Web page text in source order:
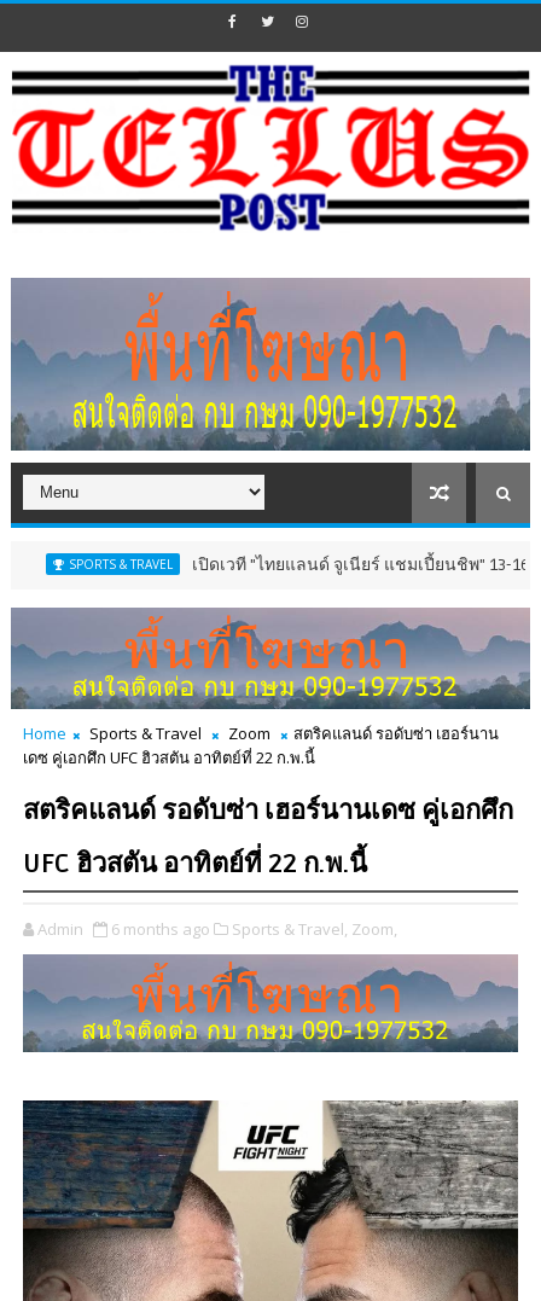
& TRAVEL เปิดเวที "ไทยแลนด์ จูเนียร์ แชมเปี้ยนชิพ" 13-16 ส.ค.นี้ ณ อั
Home Sports & Travel Zoom
สตริคแลนด์ รอดับซ่า เฮอร์นาน
เดซ คู่เอกศึก UFC ฮิวสตัน อาทิตย์ที่ 22 ก.พ.นี้
สตริคแลนด์ รอดับซ่า เฮอร์นานเดซ คู่เอกศึก
UFC ฮิวสตัน อาทิตย์ที่ 22 ก.พ.นี้
Admin 6 months ago Sports & Travel, Zoom,